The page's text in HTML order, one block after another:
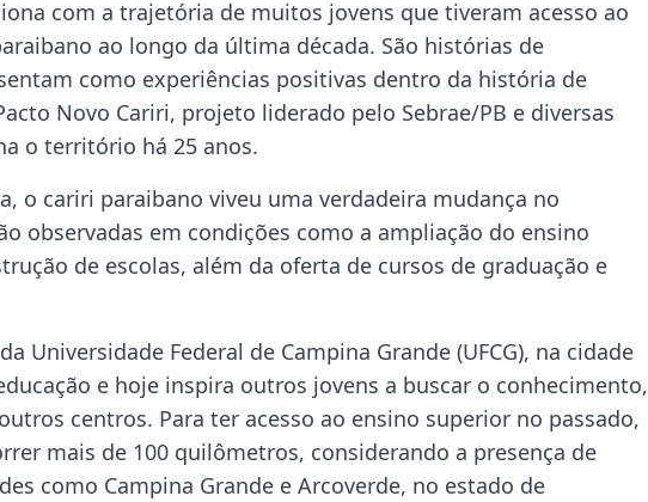
com a trajetória de muitos jovens que tiveram acesso ao
ao longo da última década. São histórias de
como experiências positivas dentro da história de
Novo Cariri, projeto liderado pelo Sebrae/PB e diversas
o território há 25 anos.
o cariri paraibano viveu uma verdadeira mudança no
observadas em condições como a ampliação do ensino
de escolas, além da oferta de cursos de graduação e
Universidade Federal de Campina Grande (UFCG), na cidade
e hoje inspira outros jovens a buscar o conhecimento,
centros. Para ter acesso ao ensino superior no passado,
mais de 100 quilômetros, considerando a presença de
como Campina Grande e Arcoverde, no estado de